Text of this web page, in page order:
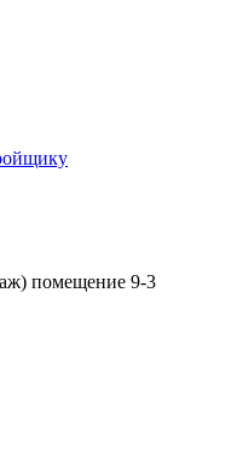
помещение 9-3